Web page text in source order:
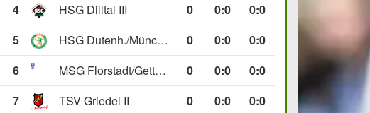
4
HSG Dilltal III 0 0:0
0:0
5
HSG Dutenh./Münchholzh. IV 0 0:0
0:0
6
MSG Florstadt/Gettenau II 0 0:0
0:0
7
TSV Griedel II 0 0:0
0:0